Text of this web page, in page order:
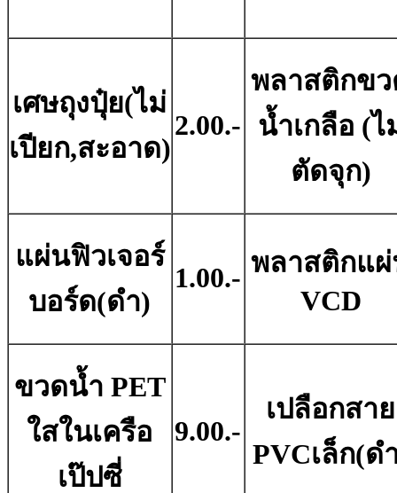
เศษถุงปุ๋ย(ไม่
เปียก,สะอาด)
2.00.-
พลาสติกข
น้ำเกลือ (ไ
ตัดจุก)
แผ่นฟิวเจอร์
บอร์ด(ดํา)
1.00.- พลาสติกแ
VCD
ขวดน้ำ PET
ใสในเครือ
เป๊ปซี่
9.00.-
เปลือกสาย
PVCเล็ก(ด